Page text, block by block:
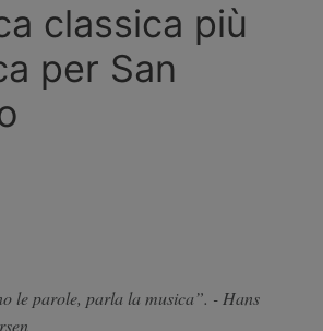
classica più
per San
le parole, parla la musica”. - Hans